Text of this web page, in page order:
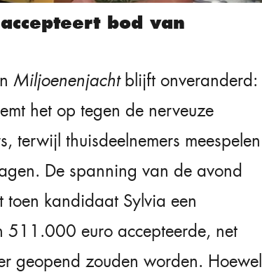
bod van
Miljoenenjachtblijft onveranderd:
het op tegen de nerveuze
terwijl thuisdeelnemers meespelen
De spanning van de avond
toen kandidaat Sylvia een
511.000 euro accepteerde, net
geopend zouden worden. Hoewel